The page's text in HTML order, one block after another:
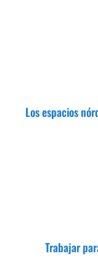
Los espacios
de los
Trabajar
interna y